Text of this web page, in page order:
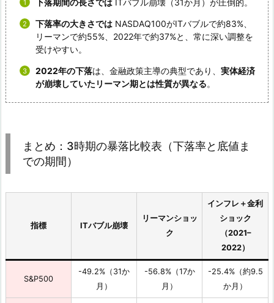
下落率の大きさでは NASDAQ100がITバブルで約83%、
リーマンで約55%、2022年で約37%と、常に深い調整を
受けやすい。
2022年の下落は、金融政策主導の典型であり、 実体経済
が崩壊していたリーマン期とは性質が異なる。
まとめ：3時期の暴落比較表（下落率と底値ま
での期間）
指標 ITバブル崩壊
リーマンショッ
ク
インフレ＋金利
ショック
（2021–
2022）
S&P500
-49.2%（31か
月）
-56.8%（17か
月）
-25.4%（約9.5
か月）